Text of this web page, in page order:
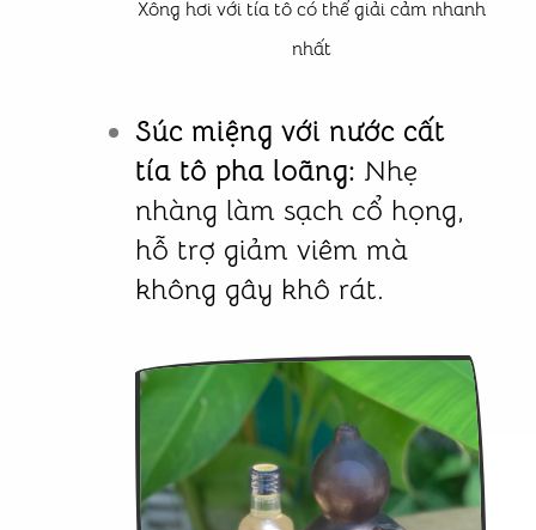
Xông hơi với tía tô có thể giải cảm nhanh
nhất
Súc miệng với nước cất
tía tô pha loãng: Nhẹ
nhàng làm sạch cổ họng,
hỗ trợ giảm viêm mà
không gây khô rát.